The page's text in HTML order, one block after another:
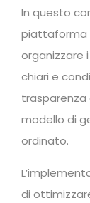
In questo
piattaforma
organizzare
chiari e
trasparenza
modello di
ordinato.
di